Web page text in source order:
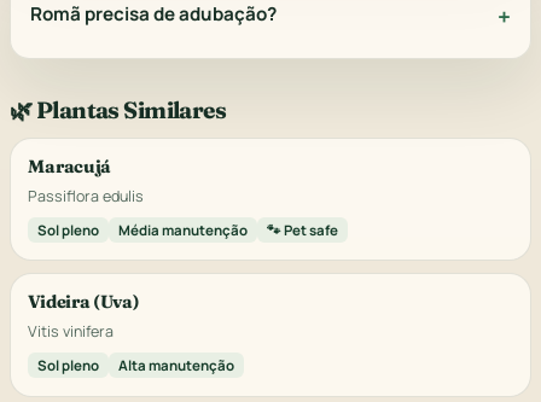
Romã precisa de adubação?
🌿 Plantas Similares
Maracujá
Passiflora edulis
Sol pleno Média manutenção 🐾 Pet safe
Videira (Uva)
Vitis vinifera
Sol pleno Alta manutenção